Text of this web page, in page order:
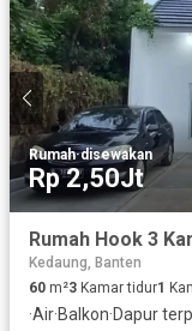
Rumah·disewakan
Rp 2,50Jt
Kedaung, Banten
60 m²3 Kamar tidur1
·Air·Balkon·Dapur